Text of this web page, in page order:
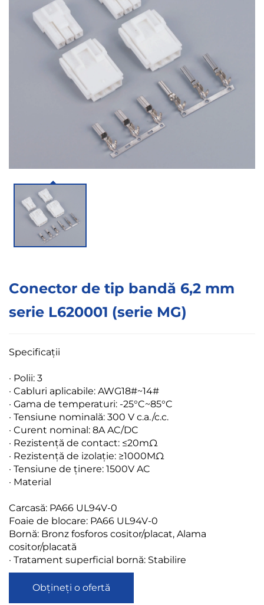
Conector de tip bandă 6,2 mm
serie L620001 (serie MG)
Specificații
· Polii: 3
· Cabluri aplicabile: AWG18#~14#
· Gama de temperaturi: -25°C~85°C
· Tensiune nominală: 300 V c.a./c.c.
· Curent nominal: 8A AC/DC
· Rezistență de contact: ≤20mΩ
· Rezistență de izolație: ≥1000MΩ
· Tensiune de ținere: 1500V AC
· Material
Carcasă: PA66 UL94V-0
Foaie de blocare: PA66 UL94V-0
Bornă: Bronz fosforos cositor/placat, Alama
cositor/placată
· Tratament superficial bornă: Stabilire
Obțineți o ofertă